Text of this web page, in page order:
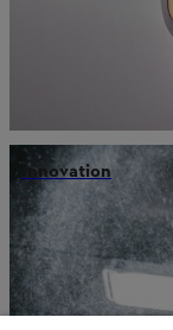
Innovation